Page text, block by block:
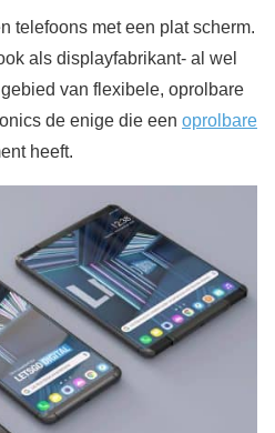
telefoons met een plat scherm.
als displayfabrikant- al wel
van flexibele, oprolbare
de enige die een oprolbare
heeft.